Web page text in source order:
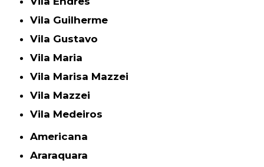
Vila Guilherme
Vila Gustavo
Vila Maria
Vila Marisa Mazzei
Vila Mazzei
Vila Medeiros
Americana
Araraquara